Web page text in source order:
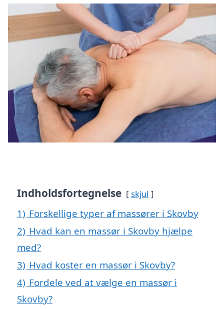
Indholdsfortegnelse skjul
1) Forskellige typer af massører i Skovby
2) Hvad kan en massør i Skovby hjælpe
med?
3) Hvad koster en massør i Skovby?
4) Fordele ved at vælge en massør i
Skovby?